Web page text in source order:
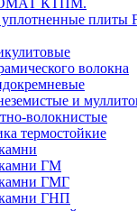
КТПМ.
уплотненные
волокна
и
волокнистые
термостойкие
ГМ
ГМГ
ГНП